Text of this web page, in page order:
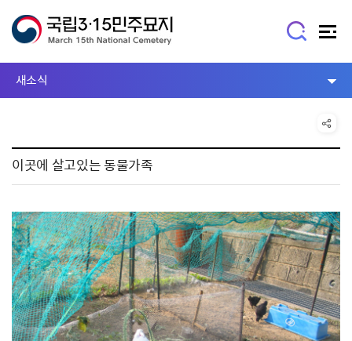
새소식
이곳에 살고있는 동물가족